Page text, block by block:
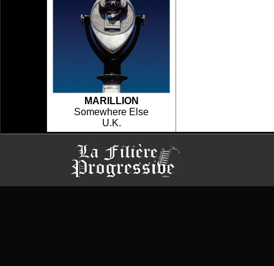
MARILLION
Somewhere Else
U.K.